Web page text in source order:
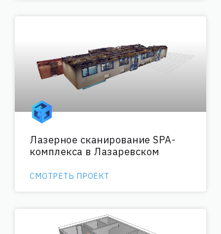
Лазерное сканирование SPA-
комплекса в Лазаревском
СМОТРЕТЬ ПРОЕКТ